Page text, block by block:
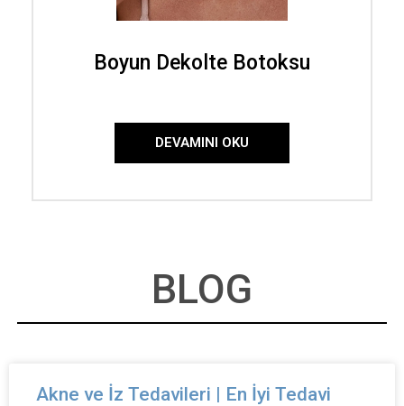
Boyun Dekolte Botoksu
DEVAMINI OKU
BLOG
Akne ve İz Tedavileri | En İyi Tedavi